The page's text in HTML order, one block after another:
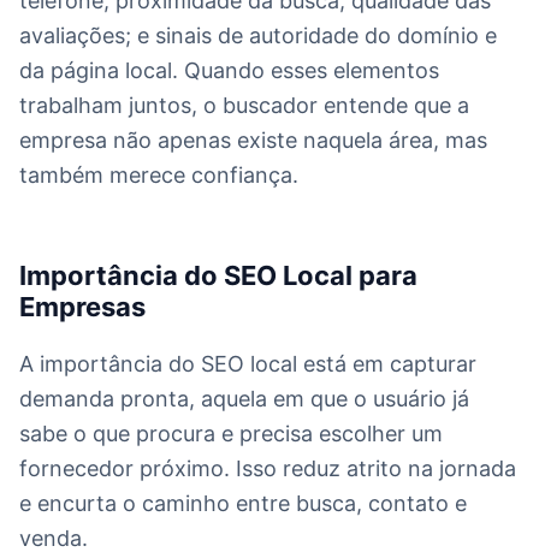
avaliações; e sinais de autoridade do domínio e
da página local. Quando esses elementos
trabalham juntos, o buscador entende que a
empresa não apenas existe naquela área, mas
também merece confiança.
Importância do SEO Local para
Empresas
A importância do SEO local está em capturar
demanda pronta, aquela em que o usuário já
sabe o que procura e precisa escolher um
fornecedor próximo. Isso reduz atrito na jornada
e encurta o caminho entre busca, contato e
venda.